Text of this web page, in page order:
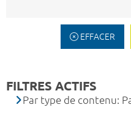
EFFACER
FILTRES ACTIFS
Par type de contenu: